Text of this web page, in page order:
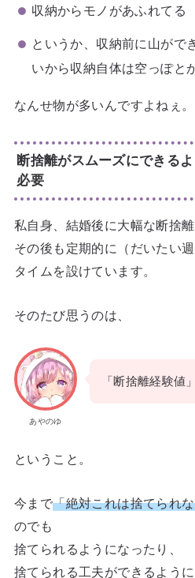
収納からモノがあふれてる
というか、収納前に山がで
いから収納自体は空っぽと
なんせ物が多いんですよねぇ。
断捨離がスムーズにできる
必要
私自身、結婚後に大幅な断捨離
その後も定期的に（だいたい
タイムを設けています。
そのたび思うのは、
あやのゆ
「断捨離経験値
ということ。
今まで「絶対これは捨てられ
のでも
捨てられるようになったり、
捨てられる工夫ができるよう